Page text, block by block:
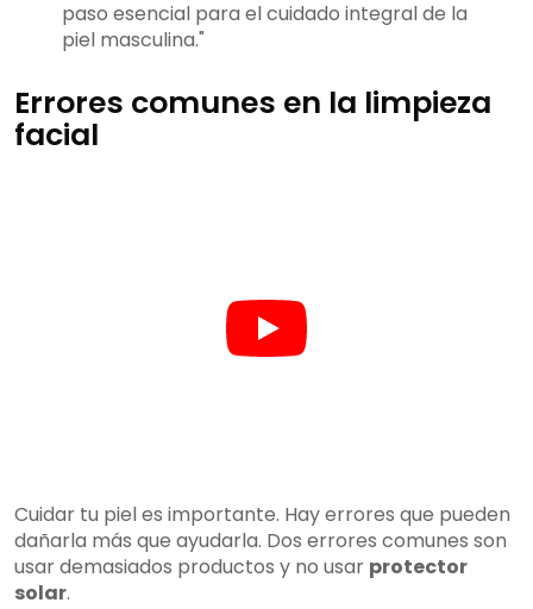
paso esencial para el cuidado integral de la
piel masculina."
Errores comunes en la limpieza
facial
Cuidar tu piel es importante. Hay errores que pueden
dañarla más que ayudarla. Dos errores comunes son
usar demasiados productos y no usar protector
solar.